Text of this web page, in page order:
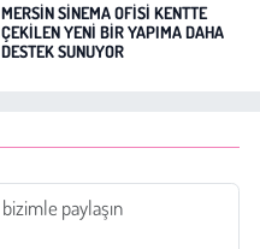
MERSİN SİNEMA OFİSİ KENTTE
ÇEKİLEN YENİ BİR YAPIMA DAHA
DESTEK SUNUYOR